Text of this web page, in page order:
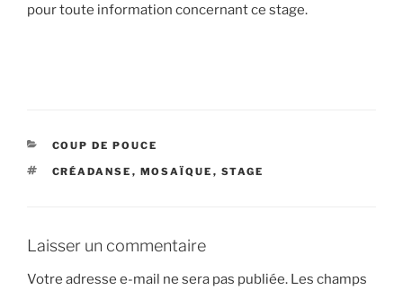
pour toute information concernant ce stage.
CATÉGORIES
COUP DE POUCE
ÉTIQUETTES
CRÉADANSE , MOSAÏQUE , STAGE
Laisser un commentaire
Votre adresse e-mail ne sera pas publiée. Les champs